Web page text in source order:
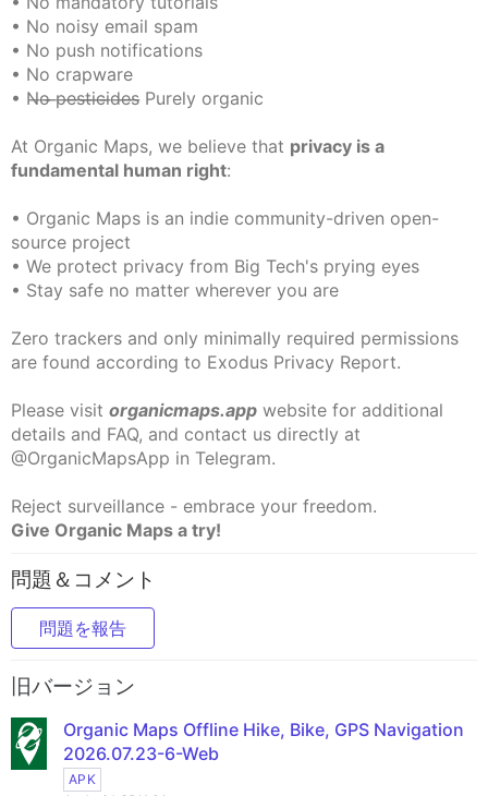
• No noisy email spam
• No push notifications
• No crapware
• N̶o̶ ̶p̶e̶s̶t̶i̶c̶i̶d̶e̶s̶ Purely organic
At Organic Maps, we believe that privacy is a
fundamental human right:
• Organic Maps is an indie community-driven open-
source project
• We protect privacy from Big Tech's prying eyes
• Stay safe no matter wherever you are
Zero trackers and only minimally required permissions
are found according to Exodus Privacy Report.
Please visit organicmaps.app website for additional
details and FAQ, and contact us directly at
@OrganicMapsApp in Telegram.
Reject surveillance - embrace your freedom.
Give Organic Maps a try!
問題＆コメント
問題を報告
旧バージョン
Organic Maps Offline Hike, Bike, GPS Navigation
2026.07.23-6-Web
APK